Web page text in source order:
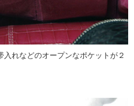
れなどのオープンなポケットが２